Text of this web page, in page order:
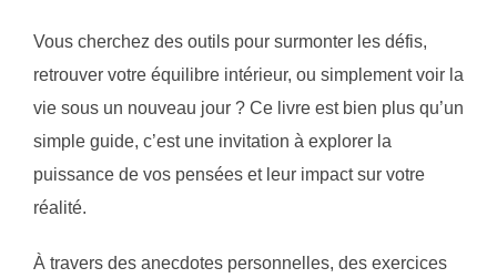
Vous cherchez des outils pour surmonter les défis,
retrouver votre équilibre intérieur, ou simplement voir la
vie sous un nouveau jour ? Ce livre est bien plus qu’un
simple guide, c’est une invitation à explorer la
puissance de vos pensées et leur impact sur votre
réalité.
À travers des anecdotes personnelles, des exercices